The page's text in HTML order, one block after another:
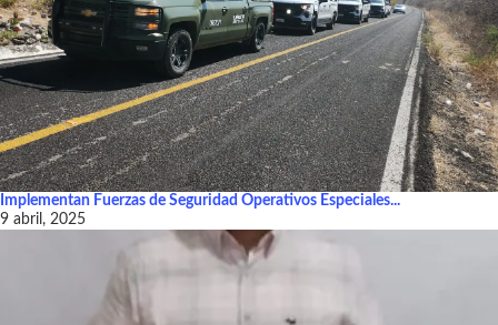
Implementan Fuerzas de Seguridad Operativos Especiales...
9 abril, 2025